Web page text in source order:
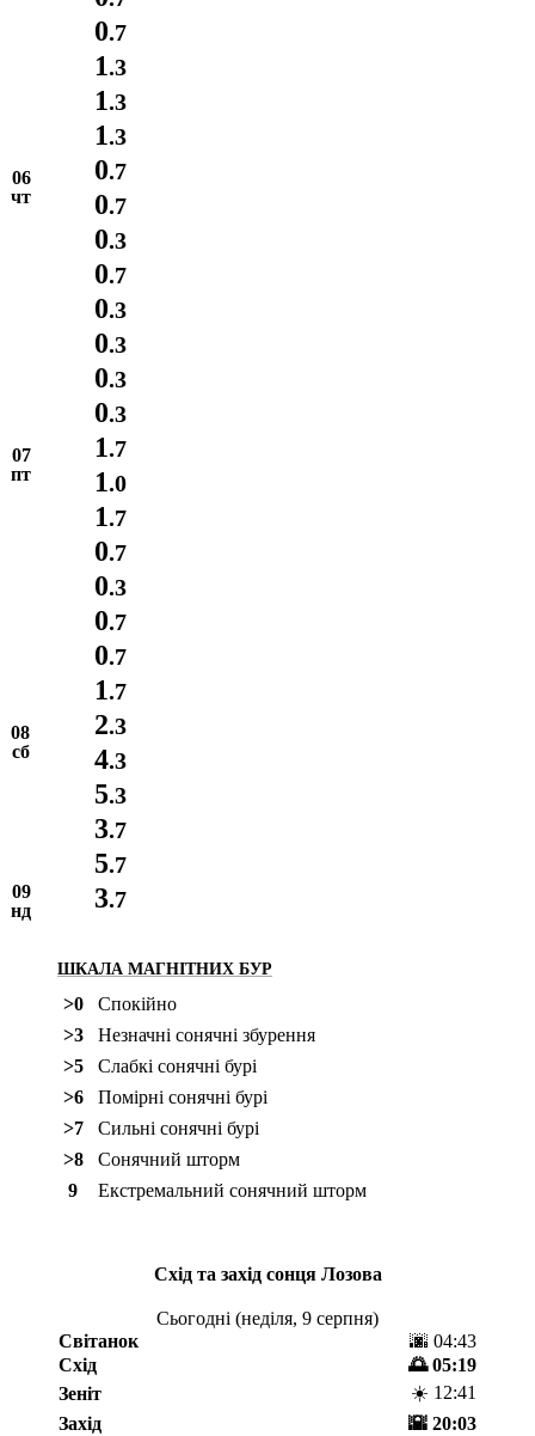
0.7
06
чт
1.3
1.3
1.3
0.7
0.7
0.3
0.7
0.3
07
пт
0.3
0.3
0.3
1.7
1.0
1.7
0.7
0.3
08
сб
0.7
0.7
1.7
2.3
4.3
5.3
3.7
5.7
09
нд
3.7
ШКАЛА МАГНІТНИХ БУР
>0
Спокійно
>3
Незначні сонячні збурення
>5
Слабкі сонячні бурі
>6
Помірні сонячні бурі
>7
Сильні сонячні бурі
>8
Сонячний шторм
9
Екстремальний сонячний шторм
Схід та захід сонця Лозова
Сьогодні (неділя, 9 серпня)
Світанок
🌆 04:43
Схід
🌅 05:19
Зеніт
☀️ 12:41
Захід
🌇 20:03